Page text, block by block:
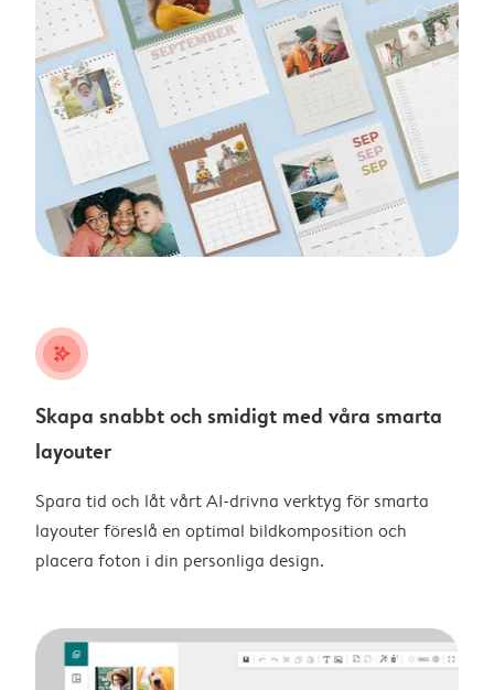
stars_plus
Skapa snabbt och smidigt med våra smarta
layouter
Spara tid och låt vårt AI-drivna verktyg för smarta
layouter föreslå en optimal bildkomposition och
placera foton i din personliga design.